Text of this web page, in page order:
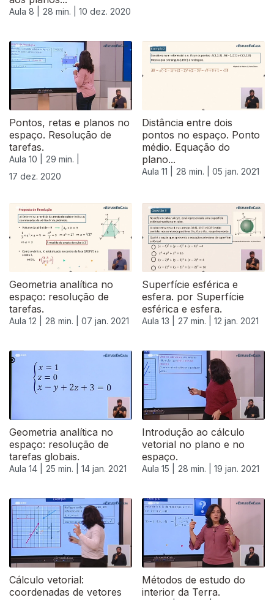
Aula 8 | 28 min. | 10 dez. 2020
Pontos, retas e planos no
espaço. Resolução de
tarefas.
Aula 10 |
29 min. |
17 dez. 2020
Distância entre dois
pontos no espaço. Ponto
médio. Equação do
plano...
Aula 11 | 28 min. | 05 jan. 2021
515463
Geometria analítica no
espaço: resolução de
tarefas.
Aula 12 | 28 min. | 07 jan. 2021
Superfície esférica e
esfera. por Superfície
esférica e esfera.
Aula 13 | 27 min. | 12 jan. 2021
Geometria analítica no
espaço: resolução de
tarefas globais.
Aula 14 | 25 min. | 14 jan. 2021
Introdução ao cálculo
vetorial no plano e no
espaço.
Aula 15 | 28 min. | 19 jan. 2021
Cálculo vetorial:
coordenadas de vetores
Métodos de estudo do
interior da Terra.